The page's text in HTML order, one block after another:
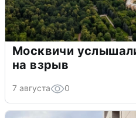
Москвичи
на взрыв
7 августа 0